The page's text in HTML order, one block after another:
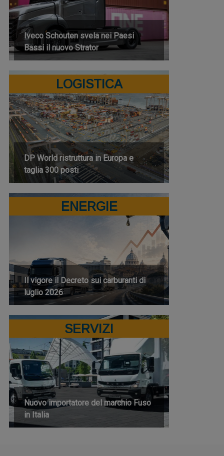
Iveco Schouten svela nei Paesi
Bassi il nuovo Strator
LOGISTICA
DP World ristruttura in Europa e
taglia 300 posti
ENERGIE
Il vigore il Decreto sui carburanti di
luglio 2026
SERVIZI
Nuovo importatore del marchio Fuso
in Italia